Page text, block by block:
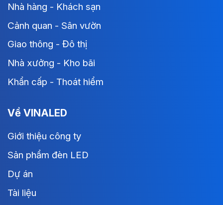
Nhà hàng - Khách sạn
Cảnh quan - Sân vườn
Giao thông - Đô thị
Nhà xưởng - Kho bãi
Khẩn cấp - Thoát hiểm
Về VINALED
Giới thiệu công ty
Sản phẩm đèn LED
Dự án
Tài liệu